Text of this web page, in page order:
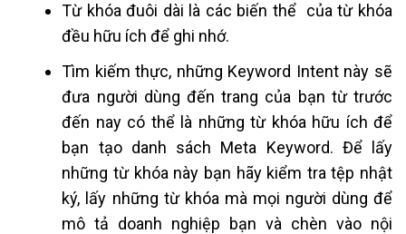
Từ khóa đuôi dài là các biến thể của từ khóa
đều hữu ích để ghi nhớ.
Tìm kiếm thực, những Keyword Intent này sẽ
đưa người dùng đến trang của bạn từ trước
đến nay có thể là những từ khóa hữu ích để
bạn tạo danh sách Meta Keyword. Để lấy
những từ khóa này bạn hãy kiểm tra tệp nhật
ký, lấy những từ khóa mà mọi người dùng để
mô tả doanh nghiệp bạn và chèn vào nội